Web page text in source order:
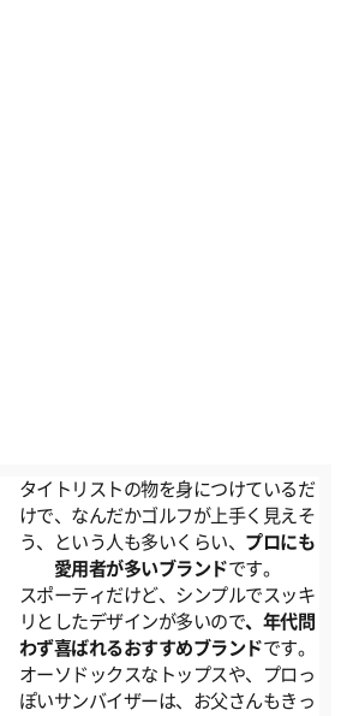
タイトリストの物を身につけているだ
けで、なんだかゴルフが上手く見えそ
う、という人も多いくらい、 プロにも
愛用者が多いブランドです。
スポーティだけど、シンプルでスッキ
リとしたデザインが多いので、年代問
わず喜ばれるおすすめブランドです。
オーソドックスなトップスや、プロっ
ぽいサンバイザーは、お父さんもきっ